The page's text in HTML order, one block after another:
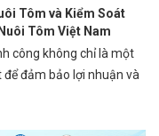
Tôm và Kiểm Soát
Tôm Việt Nam
công không chỉ là một
đảm bảo lợi nhuận và